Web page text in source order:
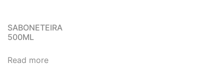
SABONETEIRA
500ML
Read more